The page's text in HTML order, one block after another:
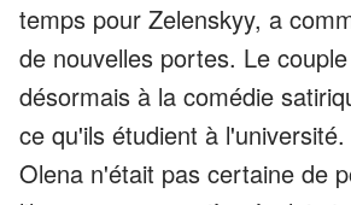
temps pour Zelenskyy, a
de nouvelles portes. Le
désormais à la comédie
ce qu'ils étudient à
Olena n'était pas certaine de